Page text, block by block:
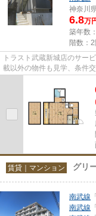
神奈川
6.8万
築年数
階数：2
トラスト武蔵新城店のサー
載以外の物件も見学、条件
時無料駐車場有（要電話予
賃貸｜マンション グリ
南武線
南武線